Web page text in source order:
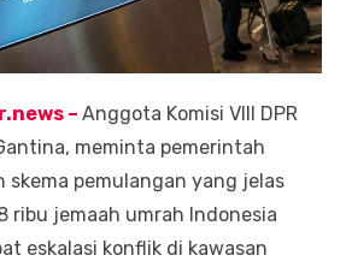
ws – Anggota Komisi VIII DPR
meminta pemerintah
skema pemulangan yang jelas
ribu jemaah umrah Indonesia
eskalasi konflik di kawasan